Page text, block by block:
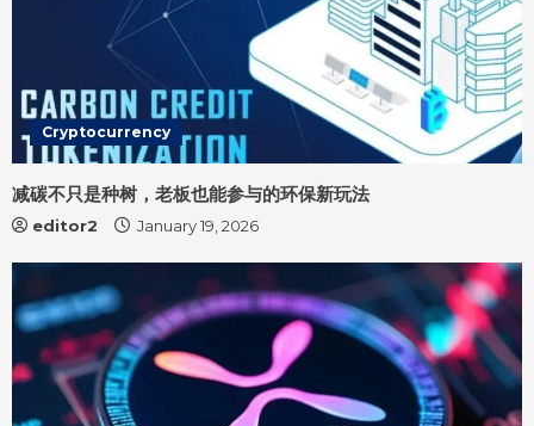
Cryptocurrency
减碳不只是种树，老板也能参与的环保新玩法
editor2 January 19, 2026